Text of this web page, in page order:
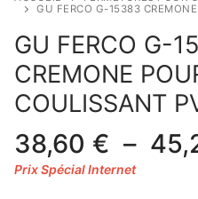
GU FERCO G-15383
GU FERCO G-
CREMONE
COULISSANT
38,60 € –